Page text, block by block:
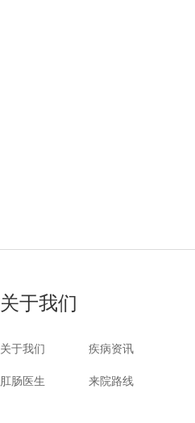
关于我们
关于我们 疾病资讯
肛肠医生 来院路线